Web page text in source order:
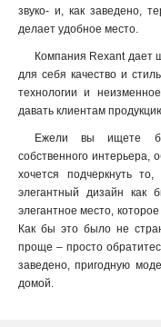
звуко- и, как заведено,
делает удобное место.
Компания Rexant дает
для себя качество и
технологии и
давать клиентам
Ежели вы ищете
собственного интерьера,
хочется подчеркнуть
элегантный дизайн как
элегантное место,
Как бы это было не
проще – просто
заведено, пригодную
домой.